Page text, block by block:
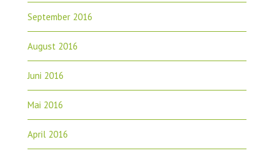
September 2016
August 2016
Juni 2016
Mai 2016
April 2016